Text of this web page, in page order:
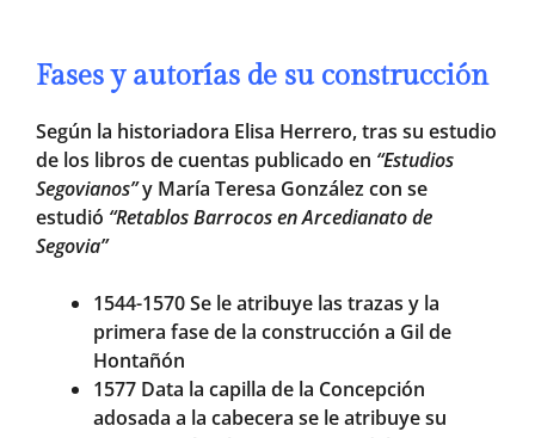
Fases y autorías de su construcción
Según la historiadora Elisa Herrero, tras su estudio
de los libros de cuentas publicado en “Estudios
Segovianos”y María Teresa González con se
estudió “Retablos Barrocos en Arcedianato de
Segovia”
1544-1570 Se le atribuye las trazas y la
primera fase de la construcción a Gil de
Hontañón
1577 Data la capilla de la Concepción
adosada a la cabecera se le atribuye su